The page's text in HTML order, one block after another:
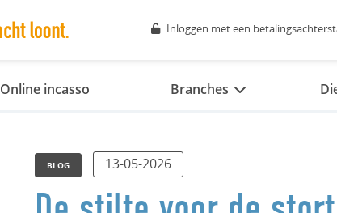
Inloggen met een
Online incasso Branches
BLOG 13-05-2026